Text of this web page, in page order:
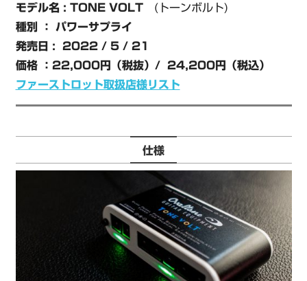
モデル名 : TONE VOLT (トーンボルト)
種別 ： パワーサプライ
発売日 : 2022 / 5 / 21
価格 ：22,000円（税抜）/ 24,200円（税込）
ファーストロット取扱店様リスト
仕様